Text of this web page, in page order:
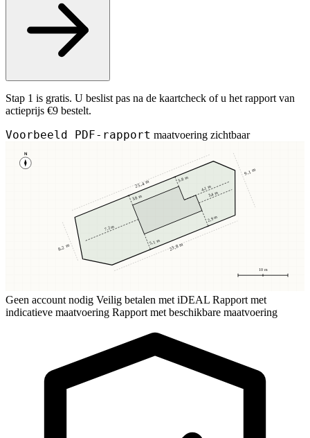
Stap 1 is gratis. U beslist pas na de kaartcheck of u het rapport van
actieprijs €9 bestelt.
Voorbeeld PDF-rapport maatvoering zichtbaar
N
10 m
3,8 m
3,8 m
5,1 m
2,9 m
7,2 m
3,4 m
4,1 m
25,4 m
23,8 m
8,2 m
9,1 m
Geen account nodig Veilig betalen met iDEAL Rapport met
indicatieve maatvoering Rapport met beschikbare maatvoering